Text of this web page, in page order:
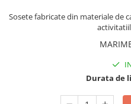
Sosete fabricate din materiale de
Durata de